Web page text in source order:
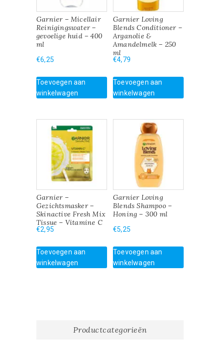
Garnier – Micellair
Reinigingswater –
gevoelige huid – 400
ml
€6,25
Toevoegen aan
winkelwagen
Garnier Loving
Blends Conditioner –
Arganolie &
Amandelmelk – 250
ml
€4,79
Toevoegen aan
winkelwagen
Garnier –
Gezichtsmasker –
Skinactive Fresh Mix
Tissue – Vitamine C
€2,95
Toevoegen aan
winkelwagen
Garnier Loving
Blends Shampoo –
Honing – 300 ml
€5,25
Toevoegen aan
winkelwagen
Productcategorieën